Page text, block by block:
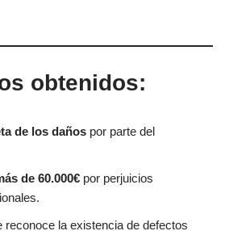
obtenidos:
de los daños por parte del
de 60.000€ por perjuicios
reconoce la existencia de defectos